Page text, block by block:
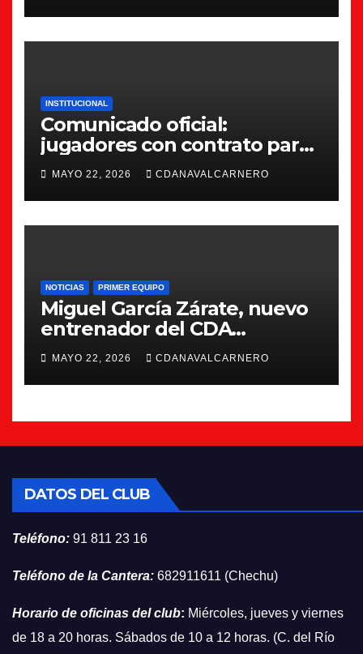
INSTITUCIONAL
Comunicado oficial:
jugadores con contrato para
la 26/27
MAYO 22, 2026 CDANAVALCARNERO
NOTICIAS PRIMER EQUIPO
Miguel García Zárate, nuevo
entrenador del CDA
Navalcarnero
MAYO 22, 2026 CDANAVALCARNERO
DATOS DEL CLUB
Teléfono: 91 811 23 16
Teléfono de la Cantera: 682911611 (Chechu)
Horario de oficinas del club: Miércoles, jueves y viernes
de 18 a 20 horas. Sábados de 10 a 12 horas. (C. del Río